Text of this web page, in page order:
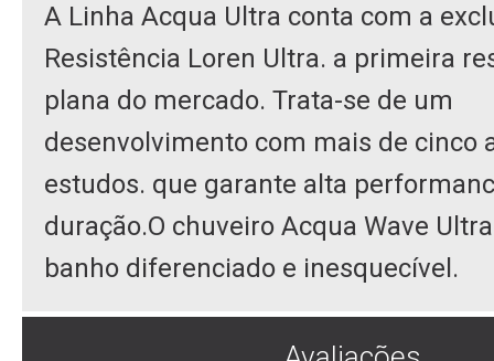
A Linha Acqua Ultra conta com a
Resistência Loren Ultra. a primeira
plana do mercado. Trata-se de um
desenvolvimento com mais de cinco
estudos. que garante alta
duração.O chuveiro Acqua Wave
banho diferenciado e inesquecível.